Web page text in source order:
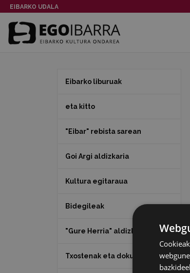
EIBARKO UDALA
Eibarko liburuak
eta kitto
"Eibar" rebista sarean
Goi Argi aldizkaria
Kultura egitaraua
Bidegileak
"Gure Herria" aldizkaria
Txostenak eta dokumentuak